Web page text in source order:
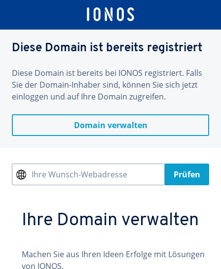
Diese Domain ist bereits registriert
Diese Domain ist bereits bei IONOS registriert. Falls
Sie der Domain-Inhaber sind, können Sie sich jetzt
einloggen und auf Ihre Domain zugreifen.
Domain verwalten
Ihre Wunsch-Webadresse Prüfen
Ihre Domain verwalten
Machen Sie aus Ihren Ideen Erfolge mit Lösungen
von IONOS.